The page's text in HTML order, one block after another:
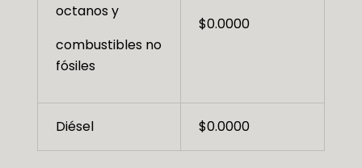
octanos y
combustibles no
fósiles
$0.0000
Diésel $0.0000